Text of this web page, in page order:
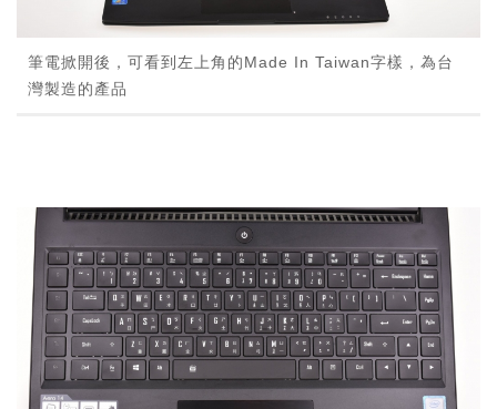
筆電掀開後，可看到左上角的Made In Taiwan字樣，為台
灣製造的產品